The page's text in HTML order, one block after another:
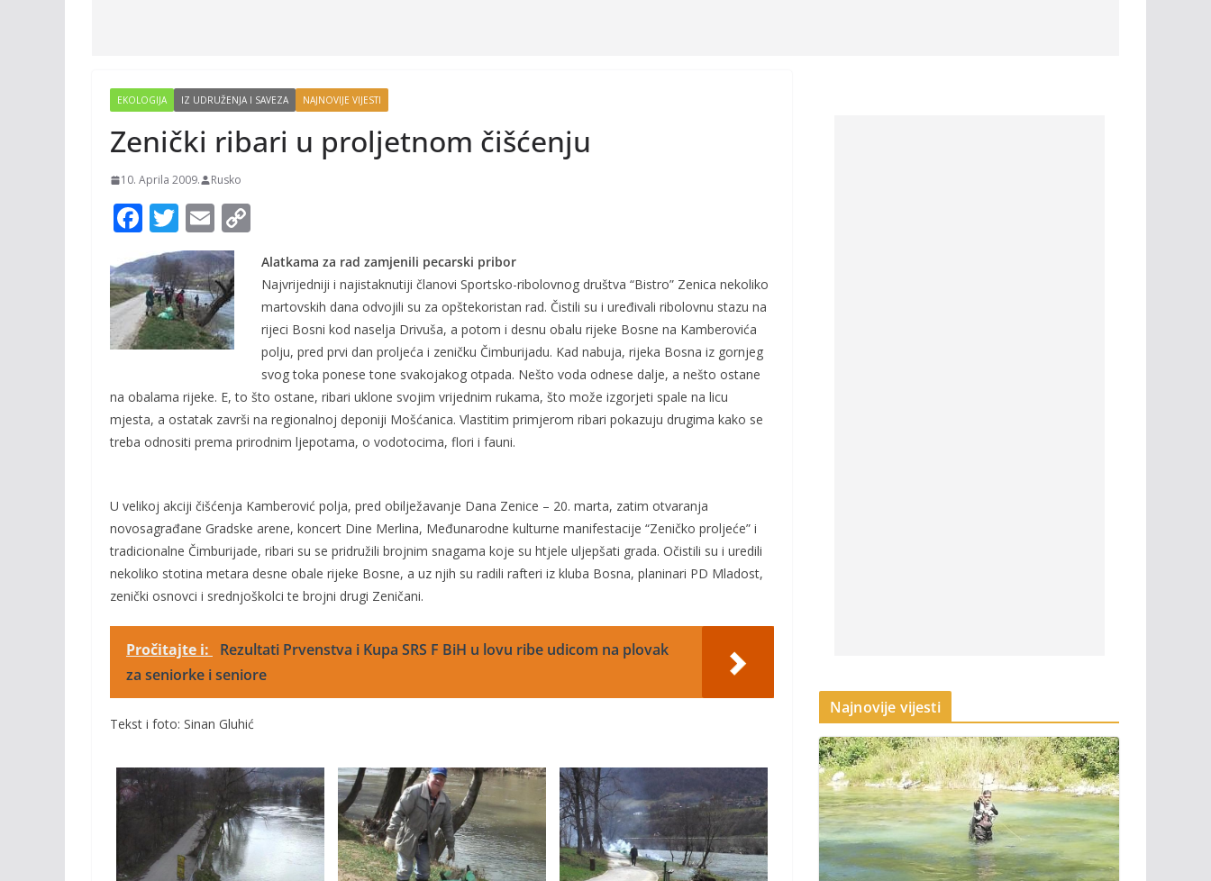
EKOLOGIJA IZ UDRUŽENJA I SAVEZA NAJNOVIJE VIJESTI
Zenički ribari u proljetnom čišćenju
10. Aprila 2009. Rusko
F
ac
e
b
o
o
k
T
w
itt
er
E
m
ai
l
p
y
Li
n
k
Alatkama za rad zamjenili pecarski pribor
Najvrijedniji i najistaknutiji članovi Sportsko-ribolovnog društva “Bistro” Zenica nekoliko
martovskih dana odvojili su za opštekoristan rad. Čistili su i uređivali ribolovnu stazu na
rijeci Bosni kod naselja Drivuša, a potom i desnu obalu rijeke Bosne na Kamberovića
polju, pred prvi dan proljeća i zeničku Čimburijadu. Kad nabuja, rijeka Bosna iz gornjeg
svog toka ponese tone svakojakog otpada. Nešto voda odnese dalje, a nešto ostane
na obalama rijeke. E, to što ostane, ribari uklone svojim vrijednim rukama, što može izgorjeti spale na licu
mjesta, a ostatak završi na regionalnoj deponiji Mošćanica. Vlastitim primjerom ribari pokazuju drugima kako se
treba odnositi prema prirodnim ljepotama, o vodotocima, flori i fauni.
U velikoj akciji čišćenja Kamberović polja, pred obilježavanje Dana Zenice – 20. marta, zatim otvaranja
novosagrađane Gradske arene, koncert Dine Merlina, Međunarodne kulturne manifestacije “Zeničko proljeće” i
tradicionalne Čimburijade, ribari su se pridružili brojnim snagama koje su htjele uljepšati grada. Očistili su i uredili
nekoliko stotina metara desne obale rijeke Bosne, a uz njih su radili rafteri iz kluba Bosna, planinari PD Mladost,
zenički osnovci i srednjoškolci te brojni drugi Zeničani.
Pročitajte i:
Rezultati Prvenstva i Kupa SRS F BiH u lovu ribe udicom na plovak
za seniorke i seniore
Tekst i foto: Sinan Gluhić
Najnovije vijesti